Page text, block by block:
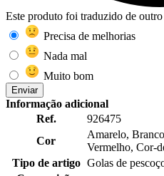
Este produto foi traduzido de
Precisa de melhorias
Nada mal
Muito bom
Enviar
Informação adicional
Ref.
926475
Cor
Amarelo,
Vermelho, Cor-
Tipo de artigo Golas de